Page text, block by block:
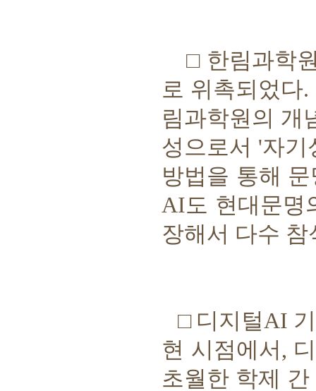
□ 한림과학
로 위촉되었다.
림과학원의 개
성으로서 '자기
방법을 통해
AI도 현대문명
장해서 다수
□ 디지털AI
현 시점에서 ,
초월한 학제